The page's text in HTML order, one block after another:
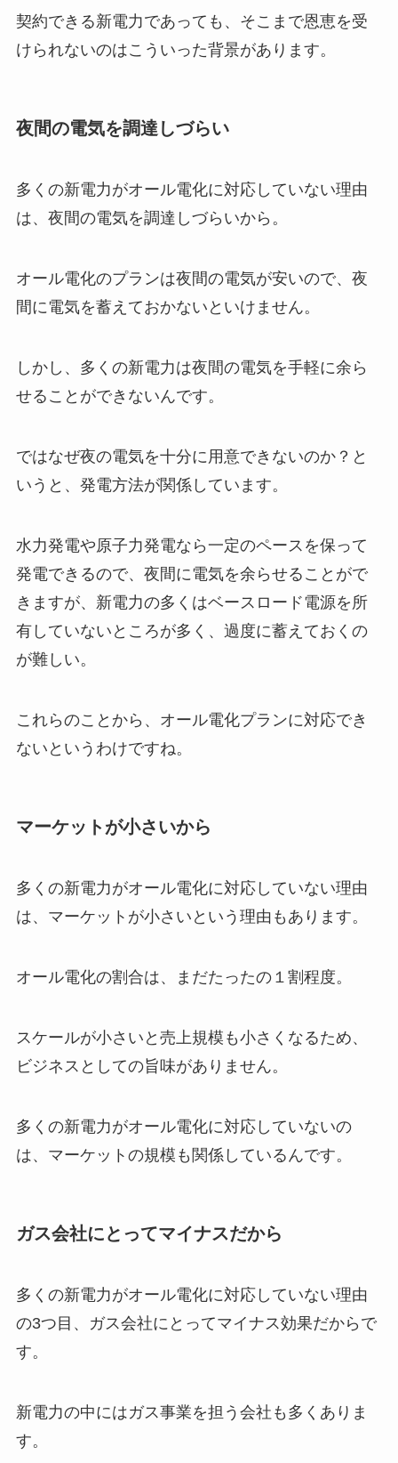
契約できる新電力であっても、そこまで恩恵を受
けられないのはこういった背景があります。
夜間の電気を調達しづらい
多くの新電力がオール電化に対応していない理由
は、夜間の電気を調達しづらいから。
オール電化のプランは夜間の電気が安いので、 夜
間に電気を蓄えておかないといけません。
しかし、多くの新電力は夜間の電気を手軽に余ら
せることができないんです。
ではなぜ夜の電気を十分に用意できないのか？と
いうと、発電方法が関係しています。
水力発電や原子力発電なら一定のペースを保って
発電できるので、夜間に電気を余らせることがで
きますが、新電力の多く はベースロード電源を所
有していないところが多く、過度に蓄えておくの
が難しい。
これらのことから、オール電化プランに対応でき
ないというわけですね。
マーケットが小さいから
多くの新電力がオール電化に対応していない理由
は、マーケットが小さいという理由もあります。
オール電化の割合は、まだたったの１割程度。
スケールが小さいと売上規模も小さくなるため、
ビジネスとしての旨味がありません。
多くの新電力がオール電化に対応していないの
は、マーケットの規模も関係しているんです。
ガス会社にとってマイナスだから
多くの新電力がオール電化に対応していない理由
の3つ目、ガス会社にとってマイナス効果だからで
す。
新電力の中にはガス事業を担う会社も多くありま
す。